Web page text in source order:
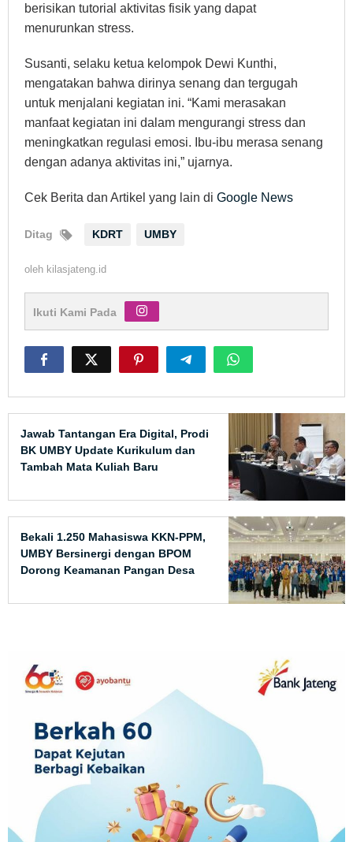
berisikan tutorial aktivitas fisik yang dapat
menurunkan stress.
Susanti, selaku ketua kelompok Dewi Kunthi,
mengatakan bahwa dirinya senang dan tergugah
untuk menjalani kegiatan ini. “Kami merasakan
manfaat kegiatan ini dalam mengurangi stress dan
meningkatkan regulasi emosi. Ibu-ibu merasa senang
dengan adanya aktivitas ini,” ujarnya.
Cek Berita dan Artikel yang lain di Google News
Ditag KDRT UMBY
oleh kilasjateng.id
Ikuti Kami Pada
Jawab Tantangan Era Digital, Prodi
BK UMBY Update Kurikulum dan
Tambah Mata Kuliah Baru
Bekali 1.250 Mahasiswa KKN-PPM,
UMBY Bersinergi dengan BPOM
Dorong Keamanan Pangan Desa